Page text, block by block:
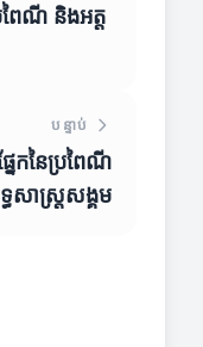
រពៃណី និងអត្ត
បន្ទាប់
នែកនៃប្រពៃណី
សាស្ត្រសង្គម